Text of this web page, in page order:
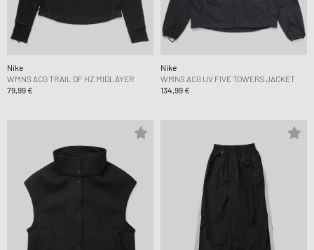
Nike
WMNS ACG TRAIL DF HZ MIDLAYER
79,99 €
Nike
WMNS ACG UV FIVE TOWERS JACKET
134,99 €